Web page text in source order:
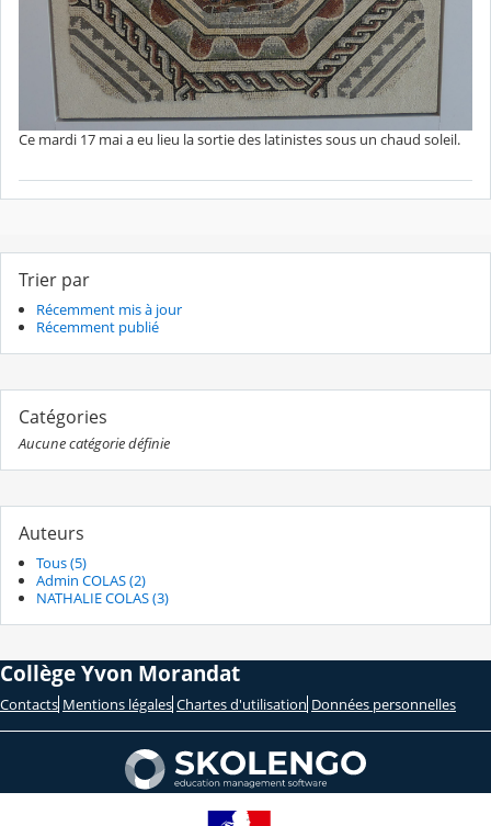
Ce mardi 17 mai a eu lieu la sortie des latinistes sous un chaud soleil.
Trier par
Récemment mis à jour
Récemment publié
Catégories
Aucune catégorie définie
Auteurs
Tous (5)
Admin COLAS (2)
NATHALIE COLAS (3)
Collège Yvon Morandat
Contacts Mentions légales Chartes d'utilisation Données personnelles